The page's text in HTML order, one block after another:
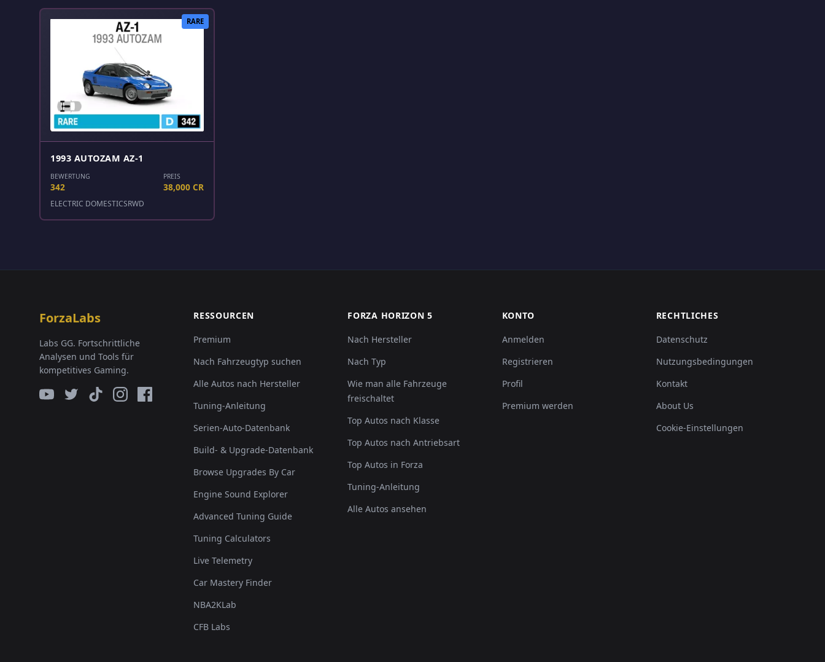
RARE
1993 AUTOZAM AZ-1
BEWERTUNG
342
PREIS
38,000 CR
ELECTRIC DOMESTICSRWD
ForzaLabs
Labs GG. Fortschrittliche
Analysen und Tools für
kompetitives Gaming.
RESSOURCEN
Premium
Nach Fahrzeugtyp suchen
Alle Autos nach Hersteller
Tuning-Anleitung
Serien-Auto-Datenbank
Build- & Upgrade-Datenbank
Browse Upgrades By Car
Engine Sound Explorer
Advanced Tuning Guide
Tuning Calculators
Live Telemetry
Car Mastery Finder
NBA2KLab
CFB Labs
FORZA HORIZON 5
Nach Hersteller
Nach Typ
Wie man alle Fahrzeuge
freischaltet
Top Autos nach Klasse
Top Autos nach Antriebsart
Top Autos in Forza
Tuning-Anleitung
Alle Autos ansehen
KONTO
Anmelden
Registrieren
Profil
Premium werden
RECHTLICHES
Datenschutz
Nutzungsbedingungen
Kontakt
About Us
Cookie-Einstellungen